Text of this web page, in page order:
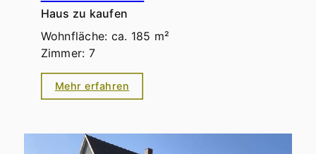
Haus zu kaufen
Wohnfläche: ca. 185 m²
Zimmer: 7
Mehr erfahren